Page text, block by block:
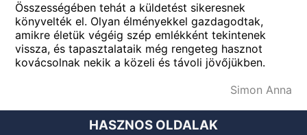
Összességében tehát a küldetést sikeresnek
könyvelték el. Olyan élményekkel gazdagodtak,
amikre életük végéig szép emlékként tekintenek
vissza, és tapasztalataik még rengeteg hasznot
kovácsolnak nekik a közeli és távoli jövőjükben.
Simon Anna
HASZNOS OLDALAK